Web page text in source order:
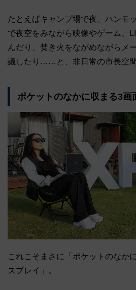
たとえばキャンプ場で夜、ハンモ
で夜空をみながら映像やゲーム、
んだり、焚き火をながめながらメ
議したり……と、非日常の市長空間
ポケットのなかに収まる3画
これこそまさに「ポケットのなか
スプレイ」。